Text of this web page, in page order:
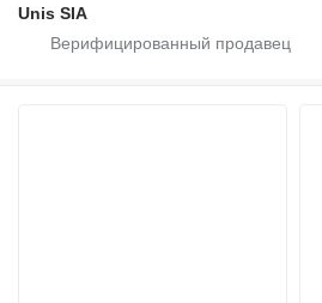
Unis SIA